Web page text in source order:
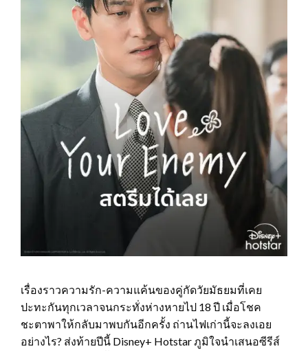
เรื่องราวความรัก-ความแค้นของคู่กัดวัยมัธยมที่เคย
ปะทะกันทุกเวลาจนกระทั่งห่างหายไป 18 ปี เมื่อโชค
ชะตาพาให้กลับมาพบกันอีกครั้ง ถ่านไฟเก่านี้จะลงเอย
อย่างไร? ส่งท้ายปีนี้ Disney+ Hotstar ภูมิใจนำเสนอซีรีส์